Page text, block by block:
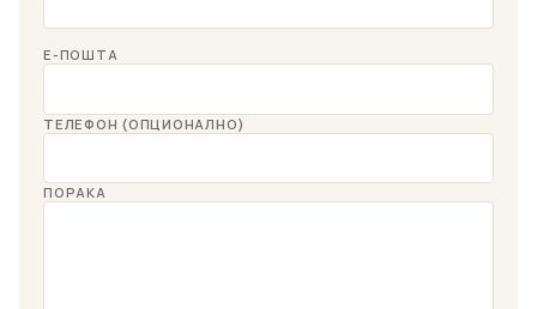
Е-ПОШТА
ТЕЛЕФОН (ОПЦИОНАЛНО)
ПОРАКА